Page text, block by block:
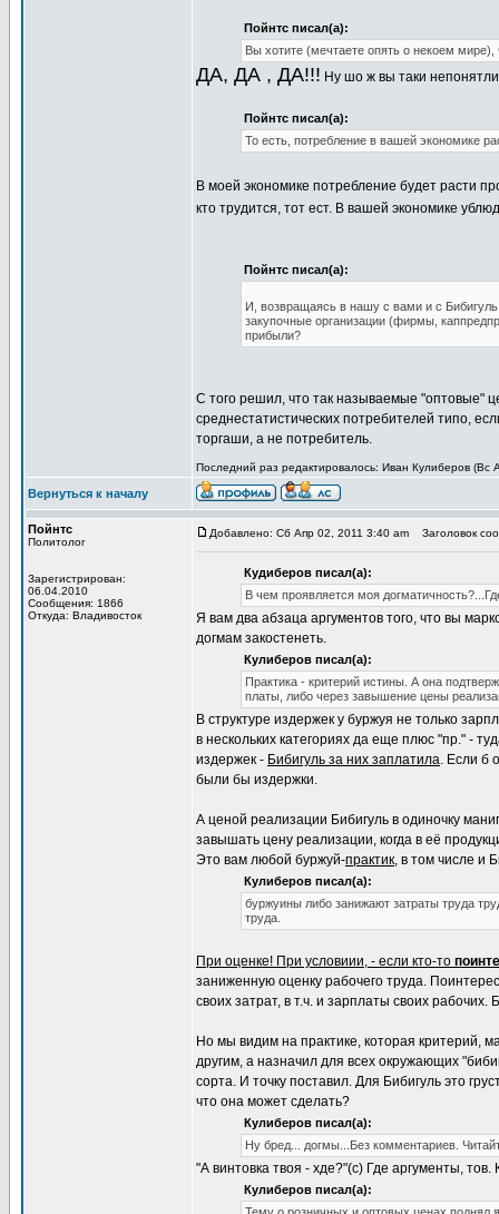
Пойнтс писал(а):
Вы хотите (мечтаете опять о некоем
ДА, ДА , ДА!!! Ну шо ж вы таки
Пойнтс писал(а):
То есть, потребление в вашей экономике
В моей экономике потребление будет расти
кто трудится, тот ест. В вашей экономике
Пойнтс писал(а):
И, возвращаясь в нашу с вами и с
закупочные организации (фирмы,
прибыли?
С того решил, что так называемые "оптовые"
среднестатистических потребителей типо,
торгаши, а не потребитель.
Последний раз редактировалось: Иван Кулиберов (Вс
Вернуться к началу
Пойнтс
Политолог
Зарегистрирован:
06.04.2010
Сообщения: 1866
Откуда: Владивосток
Добавлено: Сб Апр 02, 2011 3:40 am Заголовок
Кудиберов писал(а):
В чем проявляется моя
Я вам два абзаца аргументов того, что вы
догмам закостенеть.
Кулиберов писал(а):
Практика - критерий истины. А она
платы, либо через завышение цены
В структуре издержек у буржуя не только
в нескольких категориях да еще плюс "пр." -
издержек - Бибигуль за них заплатила. Если б
были бы издержки.
А ценой реализации Бибигуль в одиночку
завышать цену реализации, когда в её
Это вам любой буржуй-практик, в том числе и
Кулиберов писал(а):
буржуины либо занижают затраты труда
труда.
При оценке! При условиии, - если кто-то
заниженную оценку рабочего труда.
своих затрат, в т.ч. и зарплаты своих
Но мы видим на практике, которая критерий,
другим, а назначил для всех окружающих
сорта. И точку поставил. Для Бибигуль это
что она может сделать?
Кулиберов писал(а):
Ну бред... догмы...Без комментариев.
"А винтовка твоя - хде?"(с) Где аргументы,
Кулиберов писал(а):